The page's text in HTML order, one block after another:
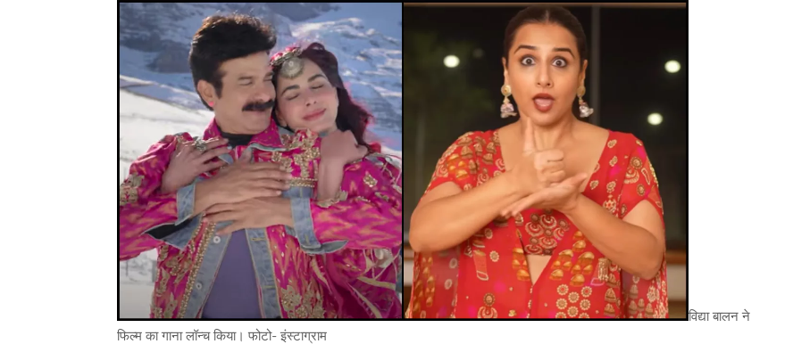
विद्या बालन ने
फिल्म का गाना लॉन्च किया। फोटो- इंस्टाग्राम